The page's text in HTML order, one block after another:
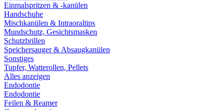
Einmalspritzen & -kanülen
Handschuhe
Mischkanülen & Intraoraltips
Mundschutz, Gesichtsmasken
Schutzbrillen
Speichersauger & Absaugkanülen
Sonstiges
Tupfer, Watterollen, Pellets
Alles anzeigen
Endodontie
Endodontie
Feilen & Reamer